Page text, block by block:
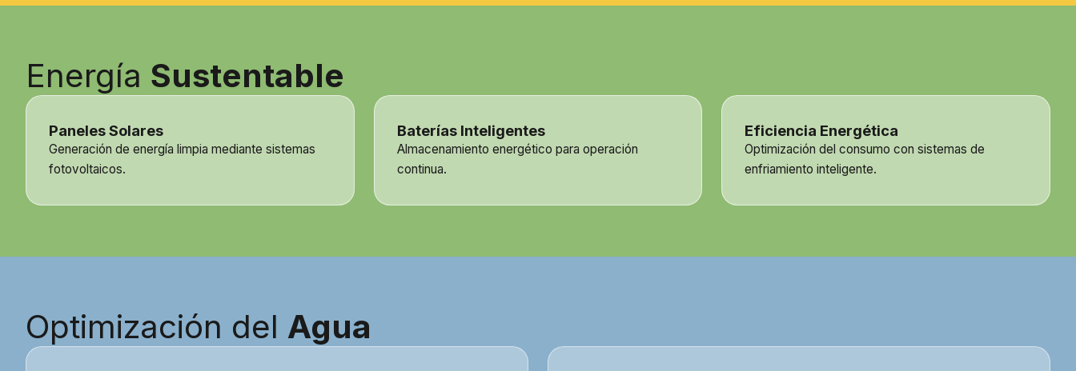
Energía Sustentable
Paneles Solares
Generación de energía limpia mediante sistemas
fotovoltaicos.
Baterías Inteligentes
Almacenamiento energético para operación
continua.
Eficiencia Energética
Optimización del consumo con sistemas de
enfriamiento inteligente.
Optimización del Agua